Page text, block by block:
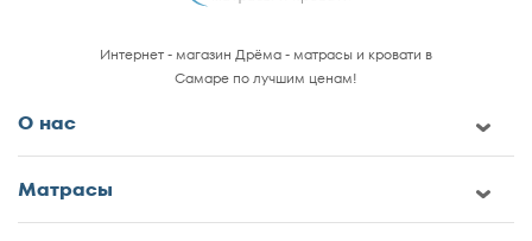
Интернет - магазин Дрёма - матрасы и кровати в
Самаре по лучшим ценам!
О нас
Матрасы